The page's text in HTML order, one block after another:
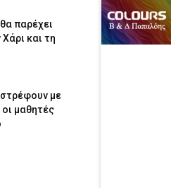
παρέχει
και τη
με
μαθητές